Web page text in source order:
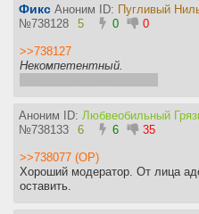
Фикс Аноним ID: Пугливый
№738128 5 0 0
>>738127
Некомпетентный.
Аноним ID: Любвеобильный
№738133 6 6 35
>>738077 (OP)
Хороший модератор. От лица
оставить.